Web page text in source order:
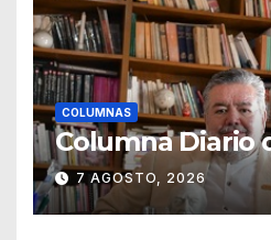
COLUMNAS
Columna Diario
7 AGOSTO, 2026